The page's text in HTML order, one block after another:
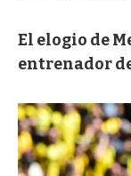
El elogio de
entrenador